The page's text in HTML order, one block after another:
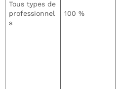
Tous types de
professionnel
s
100 %